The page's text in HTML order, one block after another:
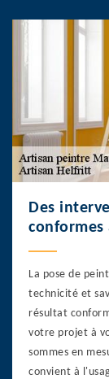
Des
conformes
La pose de
technicité et
résultat
votre projet à
sommes en
convient à